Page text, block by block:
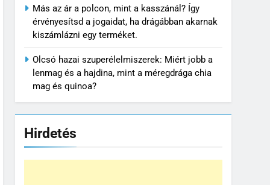
Más az ár a polcon, mint a kasszánál? Így
érvényesítsd a jogaidat, ha drágábban akarnak
kiszámlázni egy terméket.
Olcsó hazai szuperélelmiszerek: Miért jobb a
lenmag és a hajdina, mint a méregdrága chia
mag és quinoa?
Hirdetés